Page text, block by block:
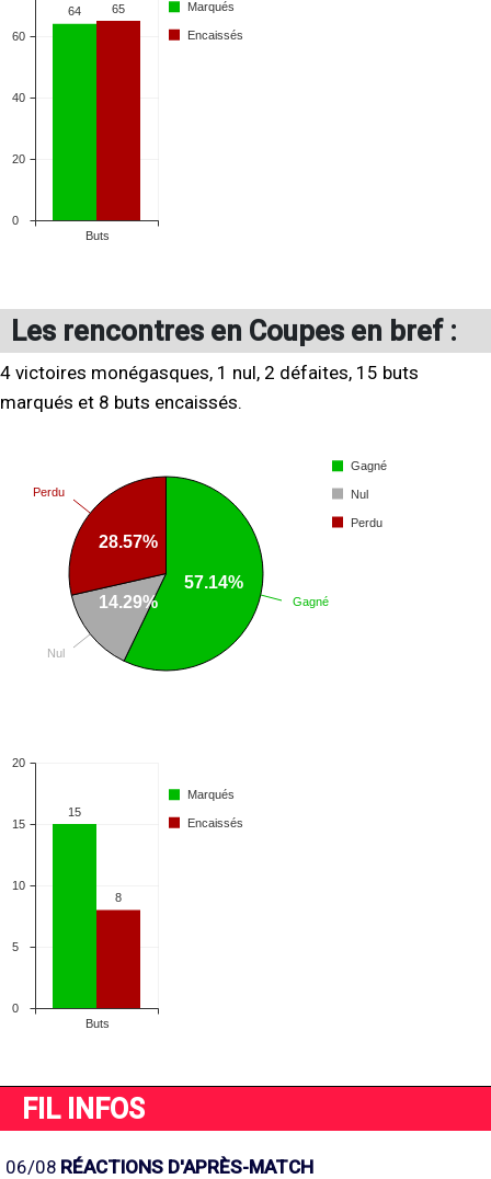
Les rencontres en Coupes en bref :
4 victoires monégasques, 1 nul, 2 défaites, 15 buts
marqués et 8 buts encaissés.
FIL INFOS
06/08 RÉACTIONS D'APRÈS-MATCH